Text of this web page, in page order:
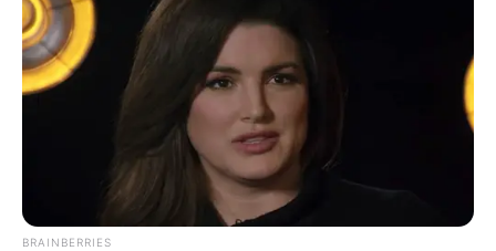
ανησυχία και αγάπη από έναν συνάνθρωπο, συνάδελφο
και πατέρα παιδιών. Παιδιών που τρέμω να μη
μεγαλώσουν σ έναν κόσμο που θα τους ζητάει ψηφιακά
πιστοποιητικά υποταγής για να φάνε, να διασκεδάσουν ή
να μετακινηθούν» Γρηγόρης Πετράκoς.
ΕΧΕΙ ΠΡΑΓΜΑΤΙ ΕΝΑΝ ΠΟΛΥ ΚΑΛΟ ΛΟΓΟ Ο ΓΡΗΓΟΡΗΣ.
ΚΑΙ ΑΝΘΡΩΠΙΝΟ. ΔΕΝ ΘΕΛΕΙ ΝΑ ΠΡΟΚΑΛΕΙ, ΑΛΛΑ ΑΥΤΟ
ΔΕΝ ΤΟΝ ΕΜΠΟΔΙΖΕΙ ΝΑ ΚΤΥΠΑΕΙ ΚΕΝΤΡΟ ΜΕ ΟΣΑ
BRAINBERRIES